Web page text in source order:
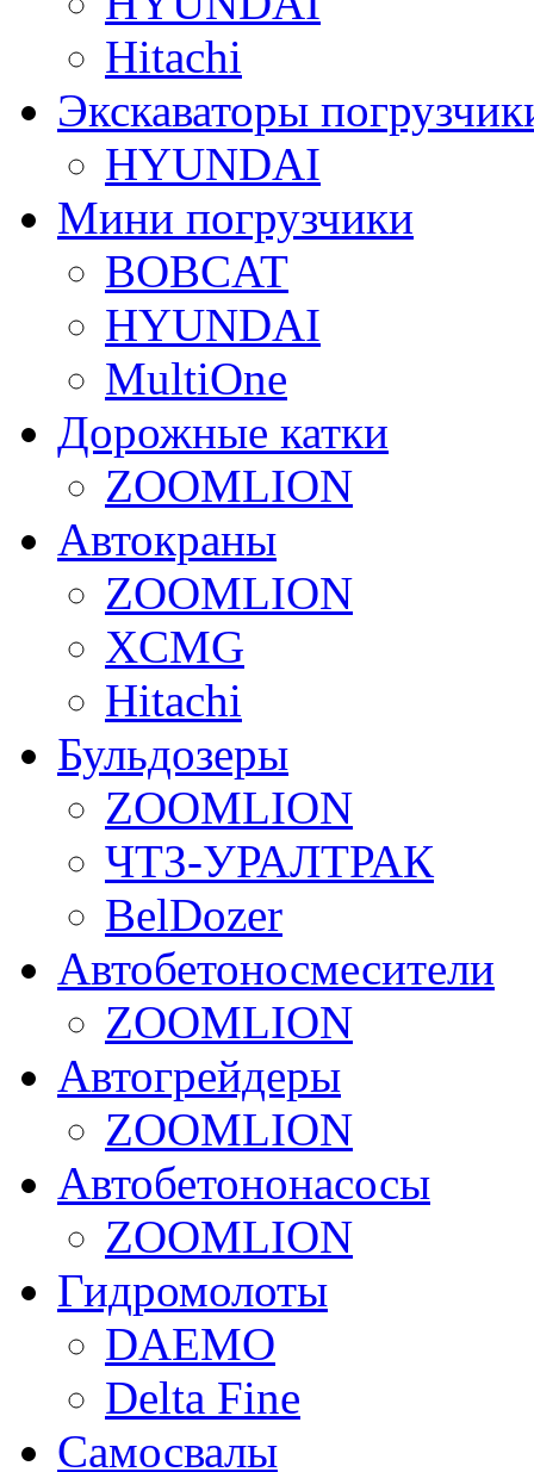
Hitachi
Экскаваторы
HYUNDAI
Мини погрузчики
BOBCAT
HYUNDAI
MultiOne
Дорожные катки
ZOOMLION
Автокраны
ZOOMLION
XCMG
Hitachi
Бульдозеры
ZOOMLION
ЧТЗ-УРАЛТРАК
BelDozer
Автобетоносмесители
ZOOMLION
Автогрейдеры
ZOOMLION
Автобетононасосы
ZOOMLION
Гидромолоты
DAEMO
Delta Fine
Самосвалы